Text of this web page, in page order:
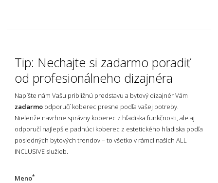
Tip: Nechajte si zadarmo poradiť
od profesionálneho dizajnéra
Napíšte nám Vašu približnú predstavu a bytový dizajnér Vám
zadarmo odporučí koberec presne podľa vašej potreby.
Nielenže navrhne správny koberec z hľadiska funkčnosti, ale aj
odporučí najlepšie padnúci koberec z estetického hľadiska podľa
posledných bytových trendov – to všetko v rámci našich ALL
INCLUSIVE služieb.
Meno*